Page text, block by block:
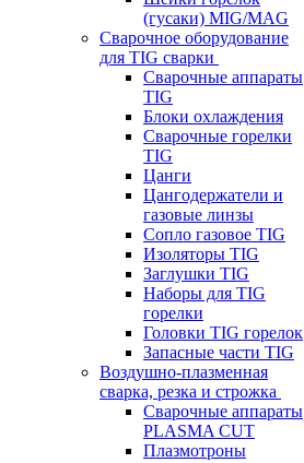
(гусаки) MIG/MAG
Сварочное оборудование
для TIG сварки
Сварочные аппараты
TIG
Блоки охлаждения
Сварочные горелки
TIG
Цанги
Цангодержатели и
газовые линзы
Сопло газовое TIG
Изоляторы TIG
Заглушки TIG
Наборы для TIG
горелки
Головки TIG горелок
Запасные части TIG
Воздушно-плазменная
сварка, резка и строжка
Сварочные аппараты
PLASMA CUT
Плазмотроны